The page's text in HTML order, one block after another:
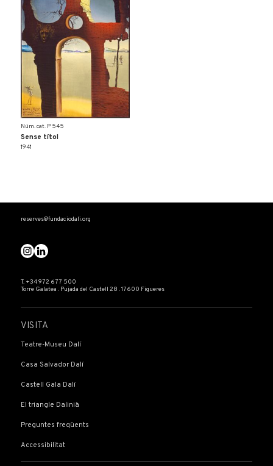
Núm. cat. P 545
Sense títol
1941
reserves@fundaciodali.org
T. +34 972 677 500
Torre Galatea . Pujada del Castell 28 . 17600 Figueres
VISITA
Teatre-Museu Dalí
Casa Salvador Dalí
Castell Gala Dalí
El triangle Dalinià
Preguntes freqüents
Accessibilitat